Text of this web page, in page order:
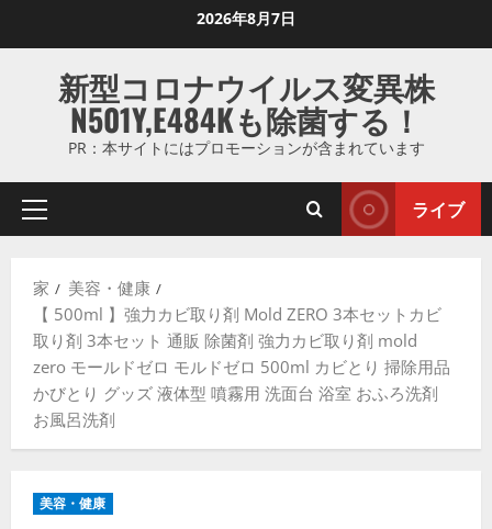
ス
ッ
2026年8月7日
新型コロナウイルス変異株
N501Y,E484Kも除菌する！
PR：本サイトにはプロモーションが含まれています
プ
マ
リ
メ
ニ
ュ
ー
ライブ
家
美容・健康
【 500ml 】強力カビ取り剤 Mold ZERO 3本セットカビ
取り剤 3本セット 通販 除菌剤 強力カビ取り剤 mold
zero モールドゼロ モルドゼロ 500ml カビとり 掃除用品
かびとり グッズ 液体型 噴霧用 洗面台 浴室 おふろ洗剤
お風呂洗剤
美容・健康